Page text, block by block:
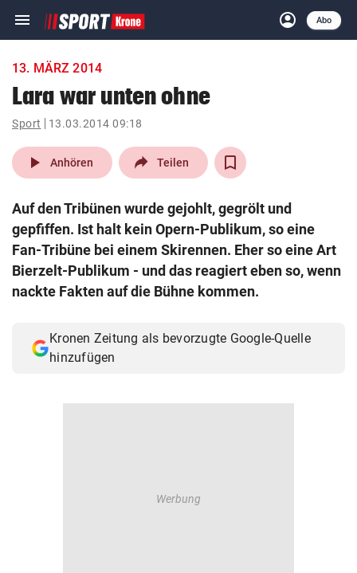
menu Navigation
ein-/ausklappen
account_circle
Anmelden
Abo
close Schließen
account_circle Anmelden
pin_drop
arrow_right
bookmark Merkliste
search
Suchbegriff
eingeben
13. MÄRZ 2014
Lara war unten ohne
Sport 13.03.2014 09:18
play_arrow Anhören Teilen
Auf den Tribünen wurde gejohlt, gegrölt und
gepfiffen. Ist halt kein Opern-Publikum, so eine
Fan-Tribüne bei einem Skirennen. Eher so eine Art
Bierzelt-Publikum - und das reagiert eben so, wenn
nackte Fakten auf die Bühne kommen.
Kronen Zeitung als bevorzugte Google-Quelle
hinzufügen